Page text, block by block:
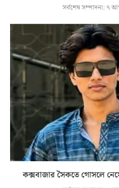
সর্বশেষ সম্পাদনা: ৭
কক্সবাজার সৈকতে গোসলে